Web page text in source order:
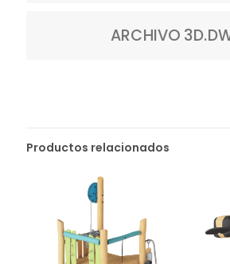
ARCHIVO
Productos relacionados